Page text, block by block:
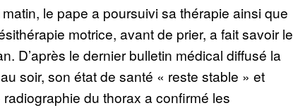
le pape a poursuivi sa thérapie ainsi que
motrice, avant de prier, a fait savoir le
D’après le dernier bulletin médical diffusé la
soir, son état de santé « reste stable » et
radiographie du thorax a confirmé les